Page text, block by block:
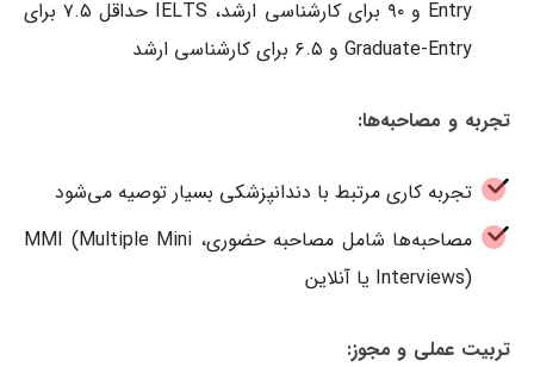
Entry و ۹۰ برای کارشناسی ارشد، IELTS حداقل ۷.۵ برای
Graduate-Entry و ۶.۵ برای کارشناسی ارشد
تجربه و مصاحبه‌ها:
تجربه کاری مرتبط با دندانپزشکی بسیار توصیه می‌شود
مصاحبه‌ها شامل مصاحبه حضوری، MMI (Multiple Mini
Interviews) یا آنلاین
تربیت عملی و مجوز: